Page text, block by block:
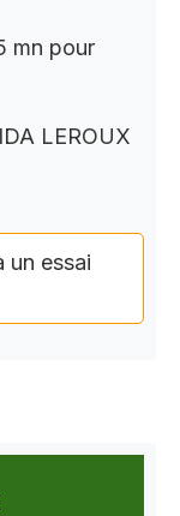
mn pour
LEROUX
un essai